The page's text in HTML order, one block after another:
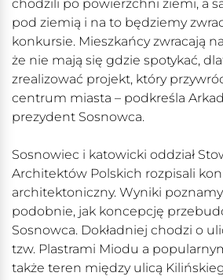
chodzili po powierzchni ziemi, a
pod ziemią i na to będziemy
konkursie. Mieszkańcy zwracają
że nie mają się gdzie spotykać,
zrealizować projekt, który
centrum miasta – podkreśla
prezydent Sosnowca.
Sosnowiec i katowicki oddział
Architektów Polskich rozpisali
architektoniczny. Wyniki
podobnie, jak koncepcję
Sosnowca. Dokładniej chodzi o
tzw. Plastrami Miodu a
także teren między ulicą